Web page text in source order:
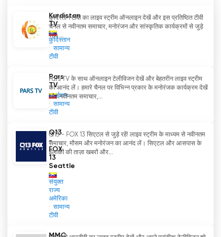
Kurdistan
TV
कुर्दिस्तान
सामान्य
टीवी
कुर्दिस्तान टीवी का लाइव स्ट्रीम ऑनलाइन देखें और इस प्रतिष्ठित टीवी
चैनल से नवीनतम समाचार, मनोरंजन और सांस्कृतिक कार्यक्रमों से जुड़े
रहें।...
Pars
TV
ईरान
सामान्य
टीवी
Pars TV के साथ ऑनलाइन टेलीविजन देखें और बेहतरीन लाइव स्ट्रीम
का आनंद लें। हमारे चैनल पर विभिन्न प्रकार के मनोरंजक कार्यक्रम देखें
और नवीनतम समाचार,...
Q13
-
FOX
13
Seattle
संयुक्त
राज्य
अमेरिका
सामान्य
टीवी
Q13 - FOX 13 सिएटल से जुड़े रहें! लाइव स्ट्रीम के माध्यम से नवीनतम
समाचार, मौसम और मनोरंजन का आनंद लें। सिएटल और आसपास के
इलाकों की ताज़ा खबरों और...
MMC